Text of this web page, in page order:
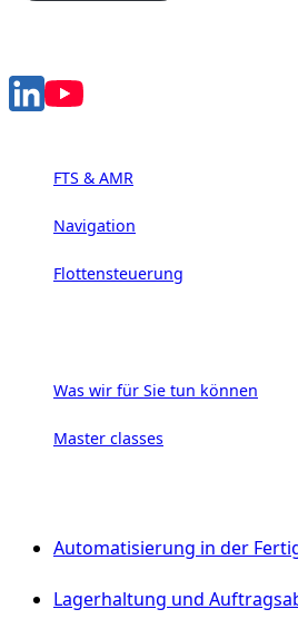
FTS & AMR
Navigation
Flottensteuerung
Was wir für Sie tun können
Master classes
Automatisierung in der
Lagerhaltung und